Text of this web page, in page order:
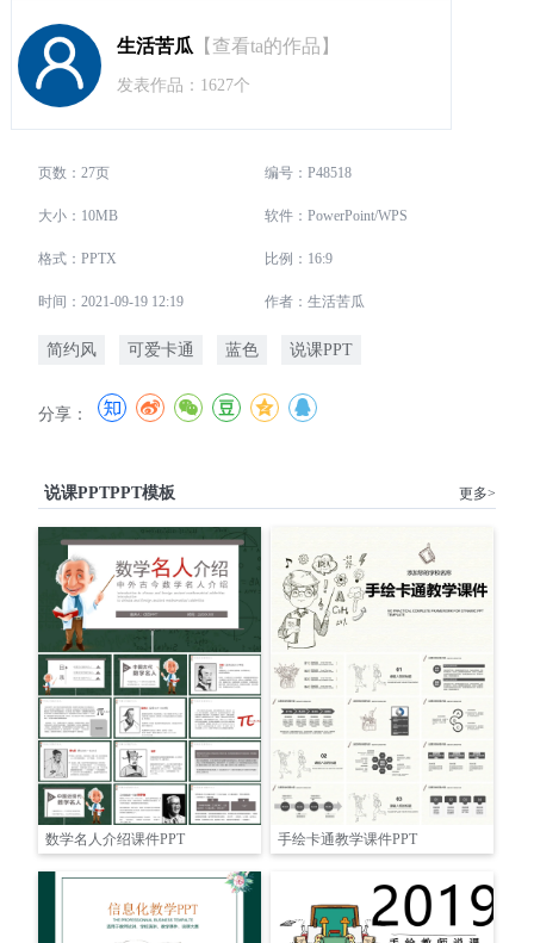
生活苦瓜 【查看ta的作品】
发表作品：1627个
页数：27页 编号：P48518
大小：10MB 软件：PowerPoint/WPS
格式：PPTX 比例：16:9
时间：2021-09-19 12:19 作者：生活苦瓜
简约风 可爱卡通 蓝色 说课PPT
分享：
说课PPTPPT模板 更多>
数学名人介绍课件PPT 手绘卡通教学课件PPT